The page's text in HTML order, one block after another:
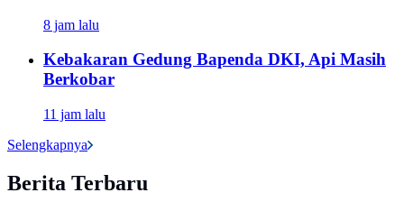
8 jam lalu
Kebakaran Gedung Bapenda DKI, Api Masih
Berkobar
11 jam lalu
Selengkapnya
Berita Terbaru